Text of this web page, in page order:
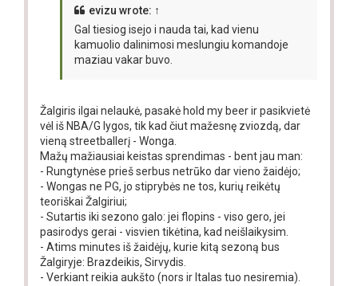
evizu wrote: ↑
Gal tiesiog isejo i nauda tai, kad vienu
kamuolio dalinimosi meslungiu komandoje
maziau vakar buvo.
Žalgiris ilgai nelaukė, pasakė hold my beer ir pasikvietė
vėl iš NBA/G lygos, tik kad čiut mažesnę zviozdą, dar
vieną streetballerį - Wonga.
Mažų mažiausiai keistas sprendimas - bent jau man:
- Rungtynėse prieš serbus netrūko dar vieno žaidėjo;
- Wongas ne PG, jo stiprybės ne tos, kurių reikėtų
teoriškai Žalgiriui;
- Sutartis iki sezono galo: jei flopins - viso gero, jei
pasirodys gerai - visvien tikėtina, kad neišlaikysim.
- Atims minutes iš žaidėjų, kurie kitą sezoną bus
Žalgiryje: Brazdeikis, Sirvydis.
- Verkiant reikia aukšto (nors ir Italas tuo nesiremia).